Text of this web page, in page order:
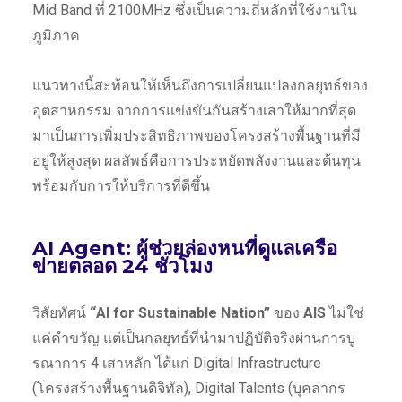
Mid Band ที่ 2100MHz ซึ่งเป็นความถี่หลักที่ใช้งานใน
ภูมิภาค
แนวทางนี้สะท้อนให้เห็นถึงการเปลี่ยนแปลงกลยุทธ์ของ
อุตสาหกรรม จากการแข่งขันกันสร้างเสาให้มากที่สุด
มาเป็นการเพิ่มประสิทธิภาพของโครงสร้างพื้นฐานที่มี
อยู่ให้สูงสุด ผลลัพธ์คือการประหยัดพลังงานและต้นทุน
พร้อมกับการให้บริการที่ดีขึ้น
AI Agent: ผู้ช่วยล่องหนที่ดูแลเครือ
ข่ายตลอด 24 ชั่วโมง
วิสัยทัศน์ “AI for Sustainable Nation”ของ AISไม่ใช่
แค่คำขวัญ แต่เป็นกลยุทธ์ที่นำมาปฏิบัติจริงผ่านการบู
รณาการ 4 เสาหลัก ได้แก่ Digital Infrastructure
(โครงสร้างพื้นฐานดิจิทัล), Digital Talents (บุคลากร